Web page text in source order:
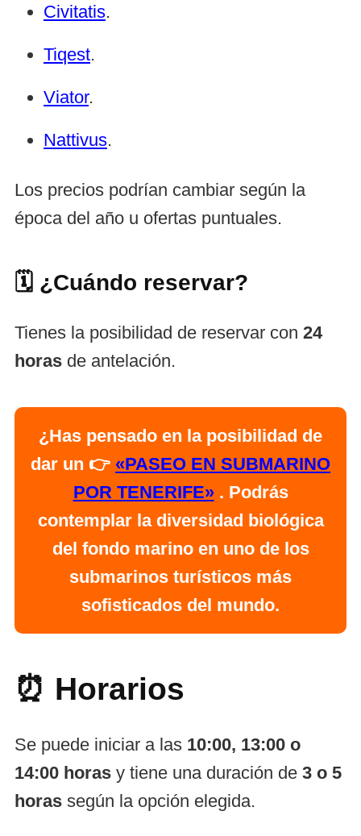
Civitatis.
Tiqest.
Viator.
Nattivus.
Los precios podrían cambiar según la
época del año u ofertas puntuales.
🗓️ ¿Cuándo reservar?
Tienes la posibilidad de reservar con 24
horas de antelación.
¿Has pensado en la posibilidad de
dar un 👉 «PASEO EN SUBMARINO
POR TENERIFE». Podrás
contemplar la diversidad biológica
del fondo marino en uno de los
submarinos turísticos más
sofisticados del mundo.
⏰ Horarios
Se puede iniciar a las 10:00, 13:00 o
14:00 horas y tiene una duración de 3 o 5
horas según la opción elegida.